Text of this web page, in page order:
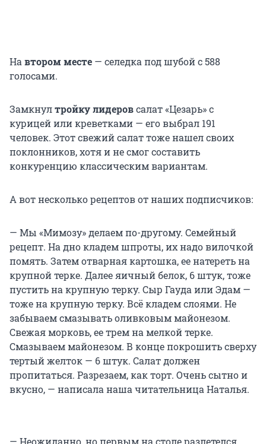
Навтором месте — селедка под шубой с 588
голосами.
Замкнултройку лидеровсалат «Цезарь» с
курицей или креветками — его выбрал 191
человек. Этот свежий салат тоже нашел своих
поклонников, хотя и не смог составить
конкуренцию классическим вариантам.
А вот несколько рецептов от наших подписчиков:
— Мы «Мимозу» делаем по-другому. Семейный
рецепт. На дно кладем шпроты, их надо вилочкой
помять. Затем отварная картошка, ее натереть на
крупной терке. Далее яичный белок, 6 штук, тоже
пустить на крупную терку. Сыр Гауда или Эдам —
тоже на крупную терку. Всё кладем слоями. Не
забываем смазывать оливковым майонезом.
Свежая морковь, ее трем на мелкой терке.
Смазываем майонезом. В конце покрошить сверху
тертый желток — 6 штук. Салат должен
пропитаться. Разрезаем, как торт. Очень сытно и
вкусно, — написала наша читательница Наталья.